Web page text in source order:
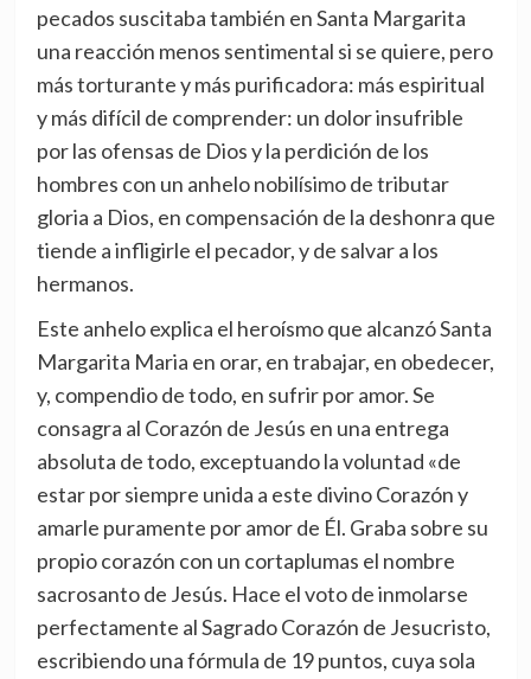
pecados suscitaba también en Santa Margarita
una reacción menos sentimental si se quiere, pero
más torturante y más purificadora: más espiritual
y más difícil de comprender: un dolor insufrible
por las ofensas de Dios y la perdición de los
hombres con un anhelo nobilísimo de tributar
gloria a Dios, en compensación de la deshonra que
tiende a infligirle el pecador, y de salvar a los
hermanos.
Este anhelo explica el heroísmo que alcanzó Santa
Margarita Maria en orar, en trabajar, en obedecer,
y, compendio de todo, en sufrir por amor. Se
consagra al Corazón de Jesús en una entrega
absoluta de todo, exceptuando la voluntad «de
estar por siempre unida a este divino Corazón y
amarle puramente por amor de Él. Graba sobre su
propio corazón con un cortaplumas el nombre
sacrosanto de Jesús. Hace el voto de inmolarse
perfectamente al Sagrado Corazón de Jesucristo,
escribiendo una fórmula de 19 puntos, cuya sola